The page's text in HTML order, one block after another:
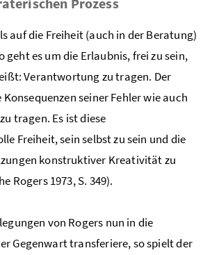
auf die Freiheit (auch in der Beratung)
geht es um die Erlaubnis, frei zu sein,
Verantwortung zu tragen. Der
seiner Fehler wie auch
tragen. Es ist diese
Freiheit, sein selbst zu sein und die
konstruktiver Kreativität zu
Rogers 1973, S. 349).
von Rogers nun in die
Gegenwart transferiere, so spielt der